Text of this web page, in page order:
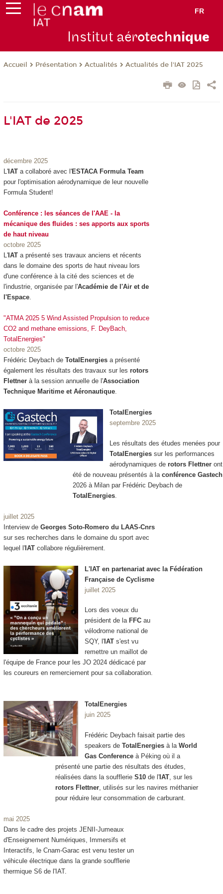
FR
Institut aérotechnique
Accueil Présentation Actualités Actualités de l'IAT 2025
L'IAT de 2025
décembre 2025
L'IAT a collaboré avec l'ESTACA Formula Team
pour l'optimisation aérodynamique de leur nouvelle
Formula Student!
Conférence : les séances de l'AAE - la
mécanique des fluides : ses apports aux sports
de haut niveau
octobre 2025
L'IAT a présenté ses travaux anciens et récents
dans le domaine des sports de haut niveau lors
d'une conférence à la cité des sciences et de
l'industrie, organisée par l'Académie de l'Air et de
l'Espace.
"ATMA 2025 5 Wind Assisted Propulsion to reduce
CO2 and methane emissions, F. DeyBach,
TotalEnergies"
octobre 2025
Frédéric Deybach de TotalEnergiesa présenté
également les résultats des travaux sur les rotors
Flettner à la session annuelle de l'Association
Technique Maritime et Aéronautique.
TotalEnergies
septembre 2025
Les résultats des études menées pour
TotalEnergiessur les performances
aérodynamiques de rotors Flettner ont
été de nouveau présentés à la conférence Gastech
2026 à Milan par Frédéric Deybach de
TotalEnergies.
juillet 2025
Interview de Georges Soto-Romero du LAAS-Cnrs
sur ses recherches dans le domaine du sport avec
lequel l'IATcollabore régulièrement.
L'IAT en partenariat avec la Fédération
Française de Cyclisme
juillet 2025
Lors des voeux du
président de laFFCau
vélodrome national de
SQY, l'IATs'est vu
remettre un maillot de
l'équipe de France pour les JO 2024 dédicacé par
les coureurs en remerciement pour sa collaboration.
TotalEnergies
juin 2025
Frédéric Deybach faisait partie des
speakers de TotalEnergiesà la World
Gas Conferenceà Péking où il a
présenté une partie des résultats des études,
réalisées dans la soufflerie S10de l'IAT, sur les
rotors Flettner, utilisés sur les navires méthanier
pour réduire leur consommation de carburant.
mai 2025
Dans le cadre des projets JENII-Jumeaux
d'Enseignement Numériques, Immersifs et
Interactifs, le Cnam-Garac est venu tester un
véhicule électrique dans la grande soufflerie
thermique S6 de l'IAT.